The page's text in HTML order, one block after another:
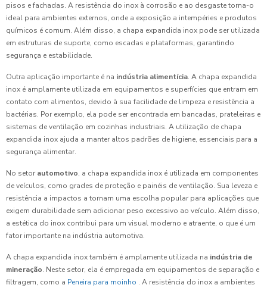
pisos e fachadas. A resistência do inox à corrosão e ao desgaste torna-o
ideal para ambientes externos, onde a exposição a intempéries e produtos
químicos é comum. Além disso, a chapa expandida inox pode ser utilizada
em estruturas de suporte, como escadas e plataformas, garantindo
segurança e estabilidade.
Outra aplicação importante é na indústria alimentícia. A chapa expandida
inox é amplamente utilizada em equipamentos e superfícies que entram em
contato com alimentos, devido à sua facilidade de limpeza e resistência a
bactérias. Por exemplo, ela pode ser encontrada em bancadas, prateleiras e
sistemas de ventilação em cozinhas industriais. A utilização de chapa
expandida inox ajuda a manter altos padrões de higiene, essenciais para a
segurança alimentar.
No setor automotivo, a chapa expandida inox é utilizada em componentes
de veículos, como grades de proteção e painéis de ventilação. Sua leveza e
resistência a impactos a tornam uma escolha popular para aplicações que
exigem durabilidade sem adicionar peso excessivo ao veículo. Além disso,
a estética do inox contribui para um visual moderno e atraente, o que é um
fator importante na indústria automotiva.
A chapa expandida inox também é amplamente utilizada na indústria de
mineração. Neste setor, ela é empregada em equipamentos de separação e
filtragem, como a Peneira para moinho . A resistência do inox a ambientes